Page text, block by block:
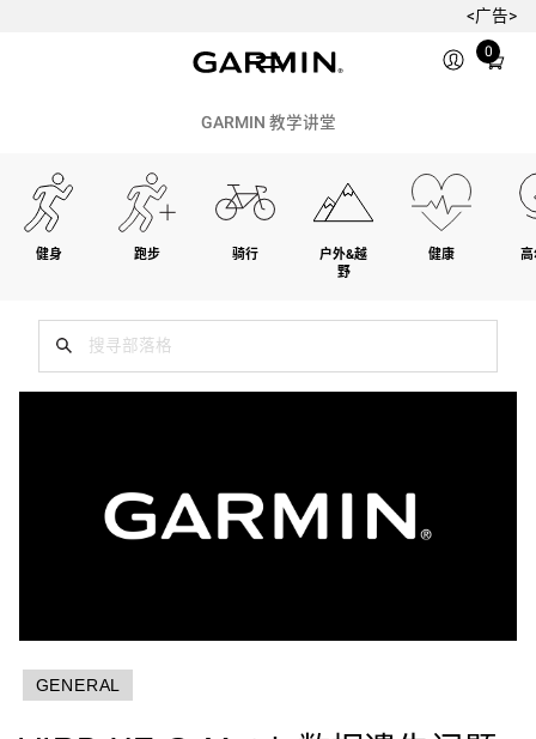
<广告>
0
Total
items
GARMIN 教学讲堂
健身 跑步 骑行
户外&越
野
健康 高
GENERAL